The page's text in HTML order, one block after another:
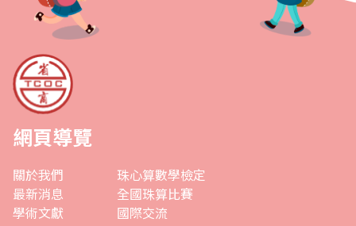
網頁導覽
關於我們
最新消息
學術文獻
珠心算數學檢定
全國珠算比賽
國際交流